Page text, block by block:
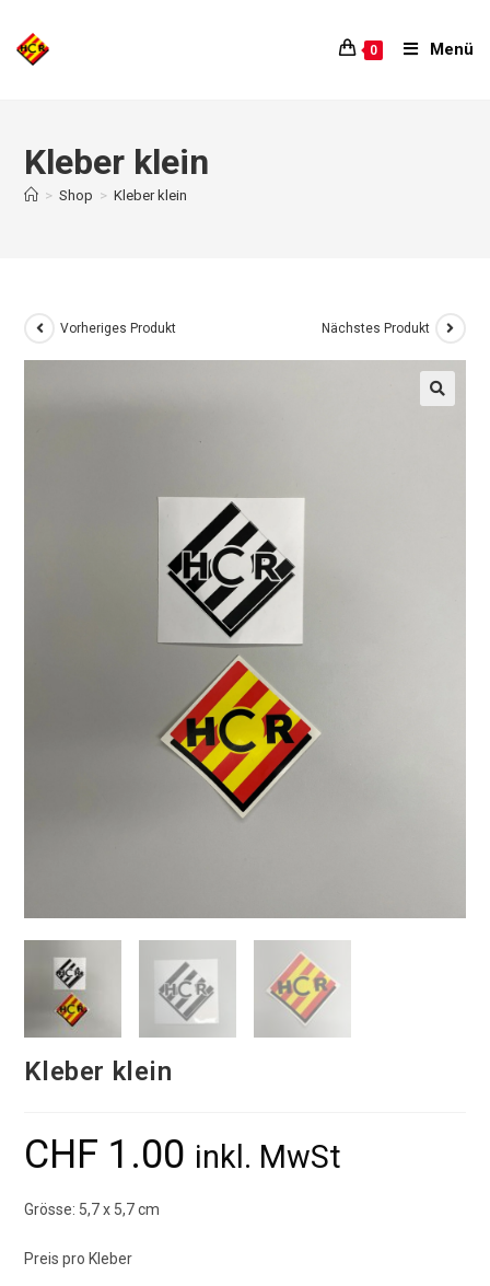
0 Menü
Kleber klein
> Shop > Kleber klein
Vorheriges Produkt Nächstes Produkt
Kleber klein
CHF 1.00 inkl. MwSt
Grösse: 5,7 x 5,7 cm
Preis pro Kleber